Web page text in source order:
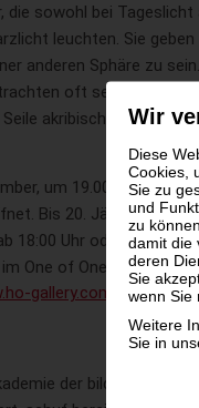
Wir
Diese
Cookies,
Sie zu
und
zu
damit die
deren
Sie
wenn Sie
Weitere
Sie in
die sowohl bei Tageslicht
leuchten. Sie geben
anderen Sphäre zu
oft sehr
akribisch durchdacht
um 19.00 Uhr, in
Bis 20. Jänner 2020
18:00 Uhr oder nach
im One of One besichtigt
gallery.com
der bildenden